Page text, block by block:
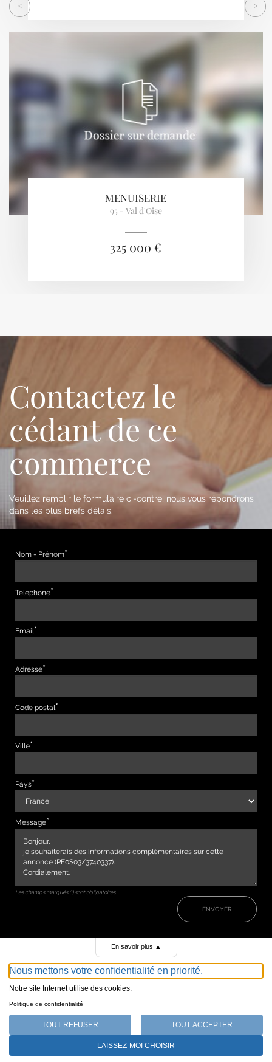
MENUISERIE
95 - Val d'Oise
325 000 €
< >
Contactez le
cédant de ce
commerce
Veuillez remplir le formulaire ci-contre, nous vous répondrons
dans les plus brefs délais.
Nom - Prénom
Téléphone
Email
Adresse
Code postal
Ville
Pays
Message
Les champs marqués (*) sont obligatoires
ENVOYER
147, avenue de Malakoff 75116 Paris
Qui sommes-nous
En savoir plus ▲
Nous mettons votre confidentialité en priorité.
Notre site Internet utilise des cookies.
Politique de confidentialité
TOUT REFUSER TOUT ACCEPTER
LAISSEZ-MOI CHOISIR